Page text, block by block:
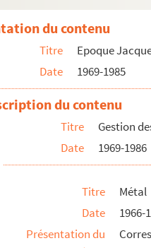
du contenu
Titre
Epoque
Date
1969-1985
du contenu
Titre
Gestion
Date
1969-1986
Titre
Métal
Date
1966-
Présentation du